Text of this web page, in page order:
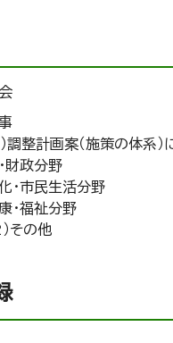
）調整計画案（施策の体系）
財政分野
・市民生活分野
・福祉分野
）その他